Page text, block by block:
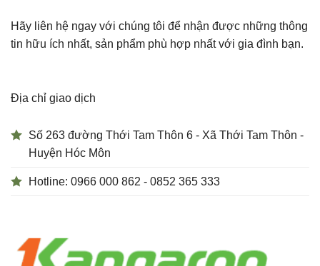
Hãy liên hệ ngay với chúng tôi để nhận được những thông
tin hữu ích nhất, sản phẩm phù hợp nhất với gia đình bạn.
Địa chỉ giao dịch
Số 263 đường Thới Tam Thôn 6 - Xã Thới Tam Thôn -
Huyện Hóc Môn
Hotline: 0966 000 862 - 0852 365 333